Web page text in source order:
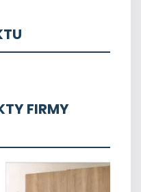
FIRMY